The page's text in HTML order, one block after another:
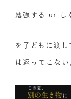
勉強する or
を子どもに渡
は返ってこない